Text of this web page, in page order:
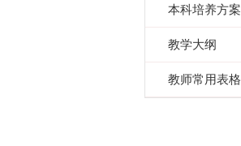
本科培养方案
教学大纲
教师常用表格